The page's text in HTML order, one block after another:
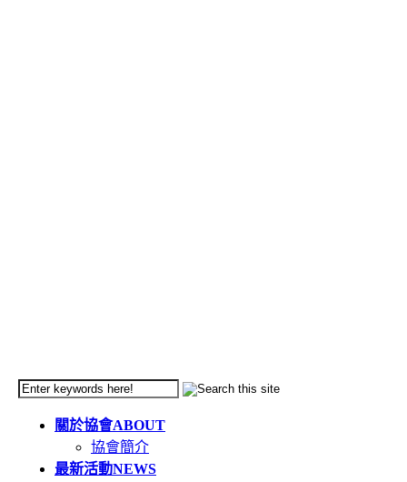
關於協會ABOUT
協會簡介
最新活動NEWS